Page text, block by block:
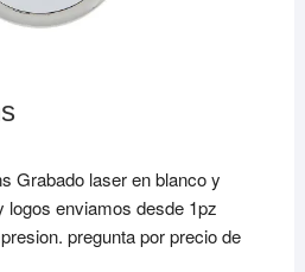
Grabado laser en blanco y
logos enviamos desde 1pz
pregunta por precio de